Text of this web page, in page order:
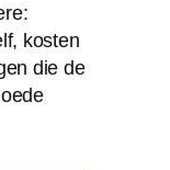
kosten
die de